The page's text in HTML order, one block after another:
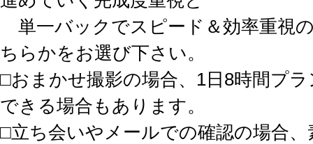
単一バックでスピード＆効率重視
ちらかをお選び下さい。
□おまかせ撮影の場合、1日8時間プ
できる場合もあります。
□立ち会いやメールでの確認の場合